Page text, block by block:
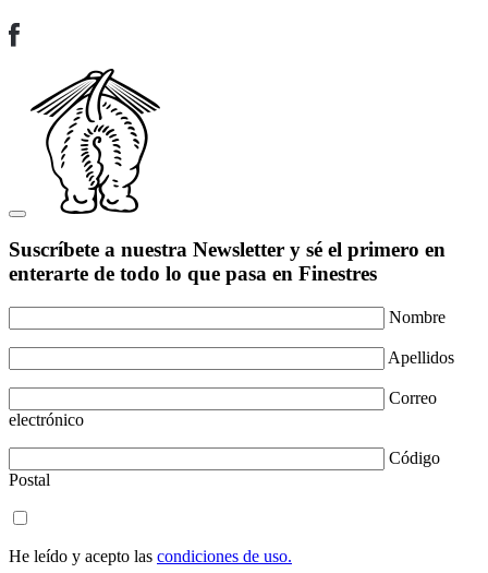
Suscríbete a nuestra Newsletter y sé el primero en
enterarte de todo lo que pasa en Finestres
Nombre
Apellidos
Correo
electrónico
Código
Postal
He leído y acepto las condiciones de uso.